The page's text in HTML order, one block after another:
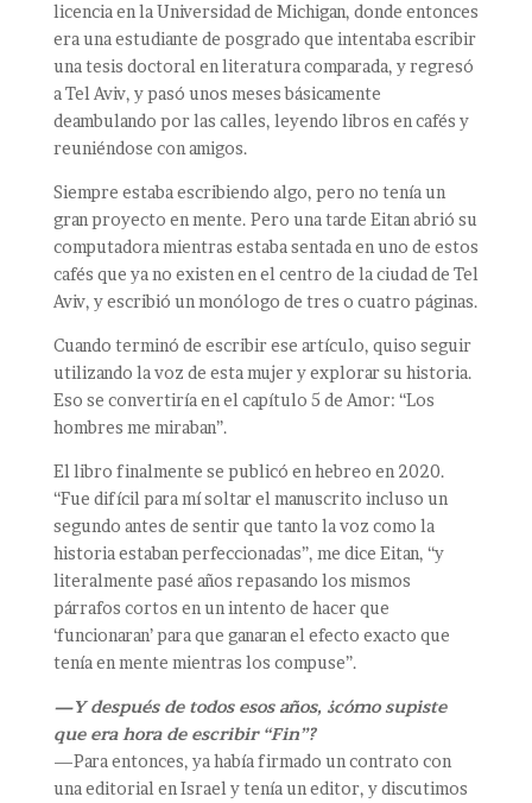
licencia en la Universidad de Michigan, donde entonces
era una estudiante de posgrado que intentaba escribir
una tesis doctoral en literatura comparada, y regresó
a Tel Aviv, y pasó unos meses básicamente
deambulando por las calles, leyendo libros en cafés y
reuniéndose con amigos.
Siempre estaba escribiendo algo, pero no tenía un
gran proyecto en mente. Pero una tarde Eitan abrió su
computadora mientras estaba sentada en uno de estos
cafés que ya no existen en el centro de la ciudad de Tel
Aviv, y escribió un monólogo de tres o cuatro páginas.
Cuando terminó de escribir ese artículo, quiso seguir
utilizando la voz de esta mujer y explorar su historia.
Eso se convertiría en el capítulo 5 de Amor: “Los
hombres me miraban”.
El libro finalmente se publicó en hebreo en 2020.
“Fue difícil para mí soltar el manuscrito incluso un
segundo antes de sentir que tanto la voz como la
historia estaban perfeccionadas”, me dice Eitan, “y
literalmente pasé años repasando los mismos
párrafos cortos en un intento de hacer que
‘funcionaran’ para que ganaran el efecto exacto que
tenía en mente mientras los compuse”.
—Y después de todos esos años, ¿cómo supiste
que era hora de escribir “Fin”?
—Para entonces, ya había firmado un contrato con
una editorial en Israel y tenía un editor, y discutimos